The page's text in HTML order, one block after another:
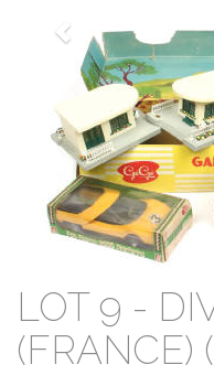
Précédént
LOT 9 -
(FRANCE)